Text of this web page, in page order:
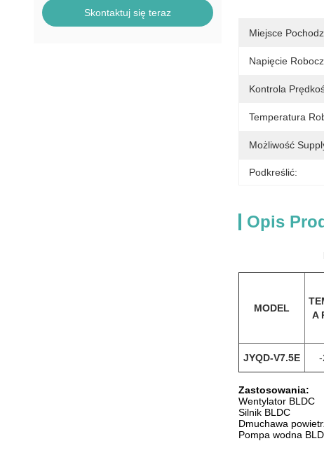
Skontaktuj się teraz
Miejsce
Napięcie
Kontrola
Temperatura
Możliwość
Podkreślić:
Opis
MODEL
A
JYQD-V7.5E
Zastosowania:
Wentylator BLDC
Silnik BLDC
Dmuchawa
Pompa wodna